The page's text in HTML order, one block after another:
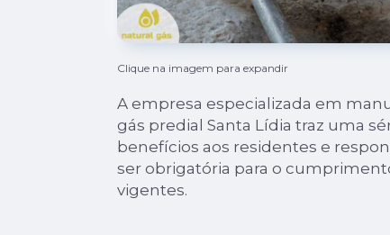
Clique na imagem para expandir
A empresa especializada em
gás predial Santa Lídia traz uma
benefícios aos residentes e
ser obrigatória para o
vigentes.